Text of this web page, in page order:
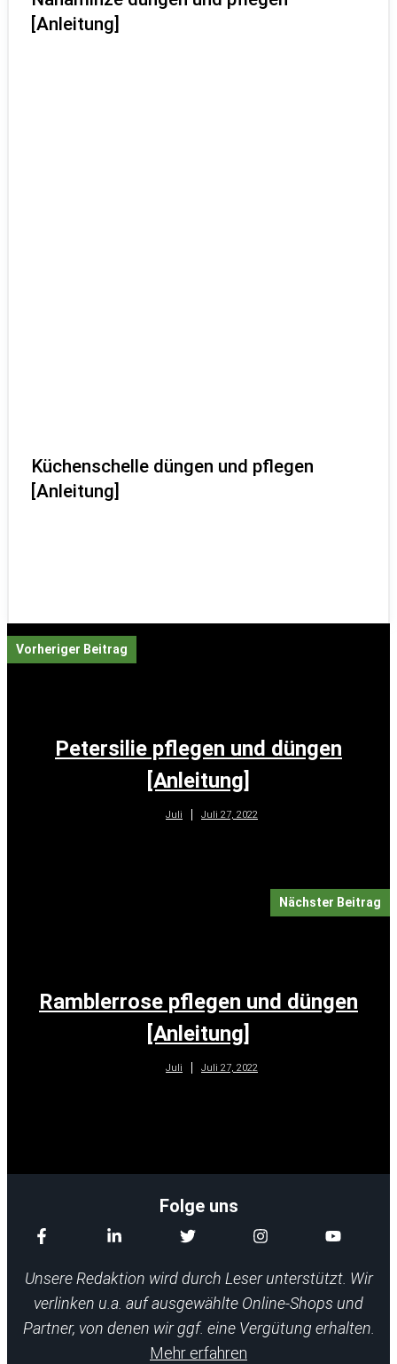
[Anleitung]
Küchenschelle düngen und pflegen
[Anleitung]
Vorheriger Beitrag
Petersilie pflegen und düngen
[Anleitung]
Juli Juli 27, 2022
Nächster Beitrag
Ramblerrose pflegen und düngen
[Anleitung]
Juli Juli 27, 2022
Folge uns
Unsere Redaktion wird durch Leser unterstützt. Wir
verlinken u.a. auf ausgewählte Online-Shops und
Partner, von denen wir ggf. eine Vergütung erhalten.
Mehr erfahren